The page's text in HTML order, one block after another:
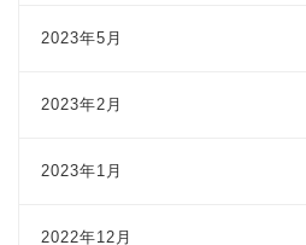
2023年5月
2023年2月
2023年1月
2022年12月